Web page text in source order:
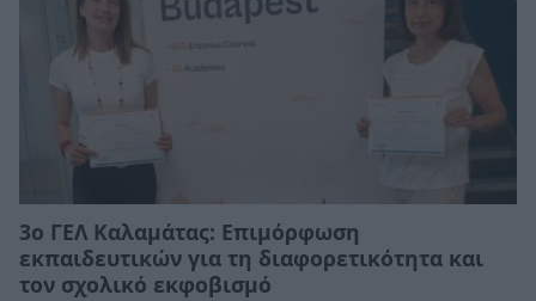
3ο ΓΕΛ Καλαμάτας: Επιμόρφωση
εκπαιδευτικών για τη διαφορετικότητα και
τον σχολικό εκφοβισμό